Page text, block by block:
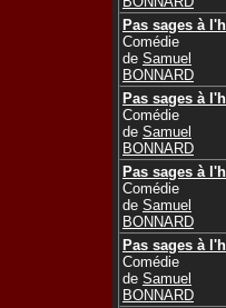
Pas sages à
Comédie
de Samuel
BONNARD
Pas sages à
Comédie
de Samuel
BONNARD
Pas sages à
Comédie
de Samuel
BONNARD
Pas sages à
Comédie
de Samuel
BONNARD